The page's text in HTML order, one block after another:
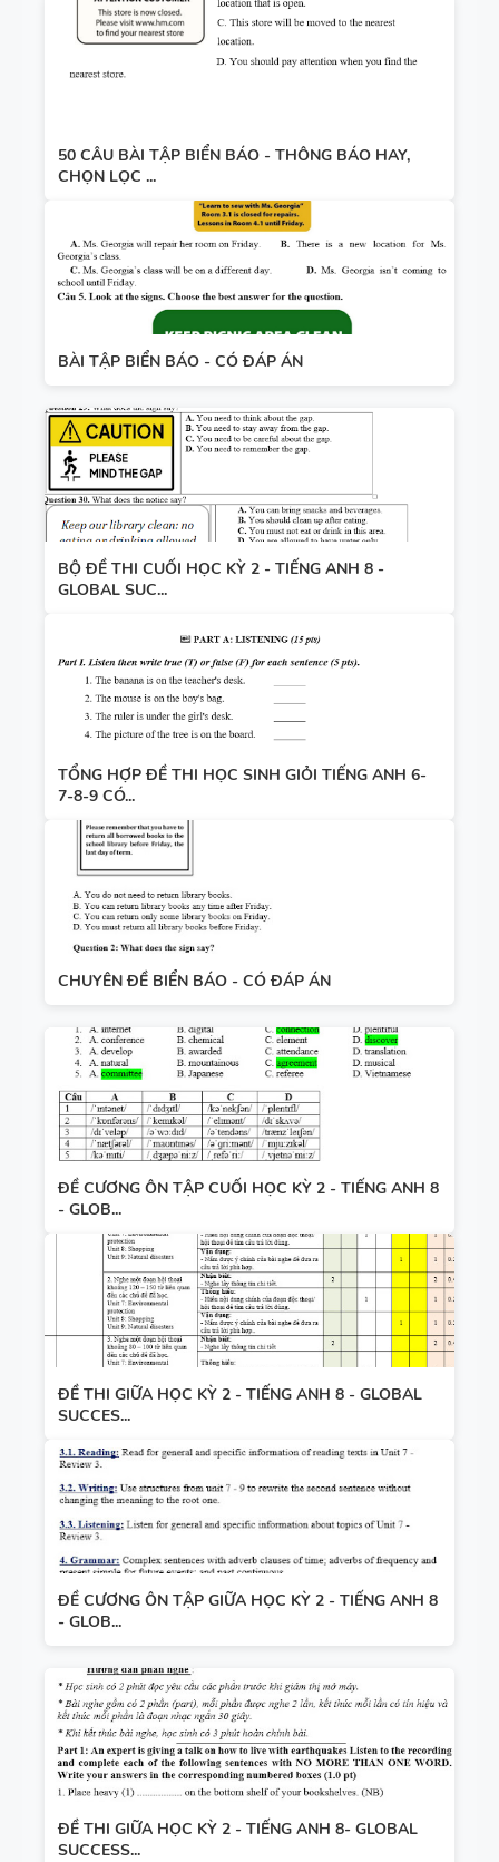
50 CÂU BÀI TẬP BIỂN BÁO - THÔNG BÁO HAY,
CHỌN LỌC ...
BÀI TẬP BIỂN BÁO - CÓ ĐÁP ÁN
BỘ ĐỀ THI CUỐI HỌC KỲ 2 - TIẾNG ANH 8 -
GLOBAL SUC...
TỔNG HỢP ĐỀ THI HỌC SINH GIỎI TIẾNG ANH 6-
7-8-9 CÓ...
CHUYÊN ĐỀ BIỂN BÁO - CÓ ĐÁP ÁN
ĐỀ CƯƠNG ÔN TẬP CUỐI HỌC KỲ 2 - TIẾNG ANH 8
- GLOB...
ĐỀ THI GIỮA HỌC KỲ 2 - TIẾNG ANH 8 - GLOBAL
SUCCES...
ĐỀ CƯƠNG ÔN TẬP GIỮA HỌC KỲ 2 - TIẾNG ANH 8
- GLOB...
ĐỀ THI GIỮA HỌC KỲ 2 - TIẾNG ANH 8- GLOBAL
SUCCESS...